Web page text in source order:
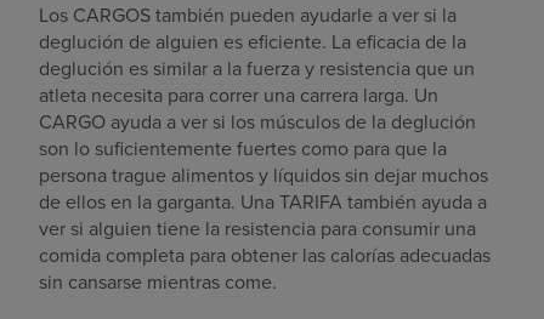
Los CARGOS también pueden ayudarle a ver si la
deglución de alguien es eficiente. La eficacia de la
deglución es similar a la fuerza y resistencia que un
atleta necesita para correr una carrera larga. Un
CARGO ayuda a ver si los músculos de la deglución
son lo suficientemente fuertes como para que la
persona trague alimentos y líquidos sin dejar muchos
de ellos en la garganta. Una TARIFA también ayuda a
ver si alguien tiene la resistencia para consumir una
comida completa para obtener las calorías adecuadas
sin cansarse mientras come.